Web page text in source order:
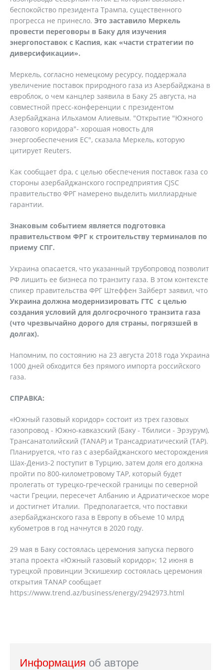
беспокойство президента Трампа, существенного
прогресса не принесло. Это заставило Меркель
провести переговоры в Баку для изучения
энергопоставок с Каспия, как «части стратегии по
диверсификации».
Меркель, согласно немецкому ресурсу, поддержала
увеличение поставок природного газа из Азербайджана в
евроблок, о чем канцлер заявила в Баку 25 августа, на
совместной пресс-конференции с президентом
Азербайджана Ильхамом Алиевым. "Открытие "Южного
газового коридора"- хорошая новость для
энергообеспечения ЕС", сказала Меркель, которую
цитирует Reuters.
Как сообщает dpa, с целью обеспечения поставок газа со
стороны азербайджанского госпредприятия CJSC
правительство ФРГ намерено выделить миллиардные
гарантии.
Знаковым событием является подготовка
правительством ФРГ к строительству терминалов по
приему СПГ.
Украина опасается, что указанный трубопровод позволит
РФ лишить ее бизнеса по транзиту газа. В этом контексте
спикер правительства ФРГ Штеффен Зайберт заявил, что
Украина должна модернизировать ГТС с целью
создания условий для долгосрочного транзита газа
(что чрезвычайно дорого для страны, погрязшей в
долгах).
Напомним, по состоянию на 23 августа 2018 года Украина
1000 дней обходится без прямого импорта российского
газа.
СПРАВКА:
«Южный газовый коридор» состоит из трех газовых
газопровод - Южно-кавказский (Баку - Тбилиси - Эрзурум),
Трансанатолийский (TANAP) и Трансадриатический (TAP).
Планируется, что газ с азербайджанского месторождения
Шах-Дениз-2 поступит в Турцию, затем доля его должна
пройти по 800-километровому TAP, который будет
пролегать от турецко-греческой границы по северной
части Греции, пересечет Албанию и Адриатическое море
и достигнет Италии. Предполагается, что поставки
азербайджанского газа в Европу в объеме 10 млрд
кубометров в год начнутся в 2020 году.
29 мая в Баку состоялась церемония запуска первого
этапа проекта «Южный газовый коридор»; 12 июня в
турецкой провинции Эскишехир состоялась церемония
открытия TANAP сообщает
https://www.trend.az/business/energy/2942973.html
Информация об авторе